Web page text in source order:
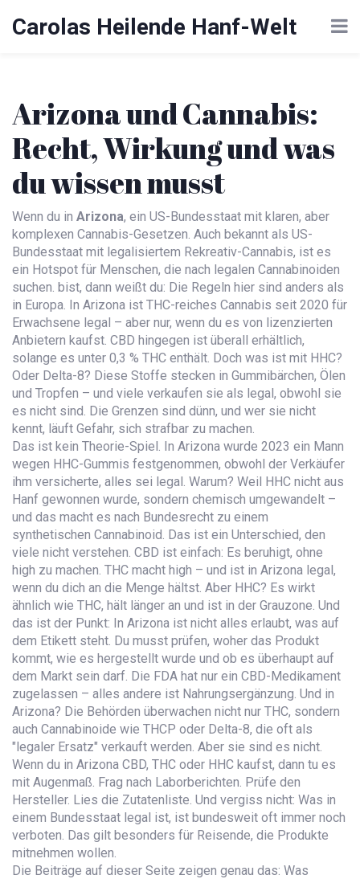
Carolas Heilende Hanf-Welt
Arizona und Cannabis:
Recht, Wirkung und was
du wissen musst
Wenn du in Arizona, ein US-Bundesstaat mit klaren, aber
komplexen Cannabis-Gesetzen. Auch bekannt als US-
Bundesstaat mit legalisiertem Rekreativ-Cannabis, ist es
ein Hotspot für Menschen, die nach legalen Cannabinoiden
suchen. bist, dann weißt du: Die Regeln hier sind anders als
in Europa. In Arizona ist THC-reiches Cannabis seit 2020 für
Erwachsene legal – aber nur, wenn du es von lizenzierten
Anbietern kaufst. CBD hingegen ist überall erhältlich,
solange es unter 0,3 % THC enthält. Doch was ist mit HHC?
Oder Delta-8? Diese Stoffe stecken in Gummibärchen, Ölen
und Tropfen – und viele verkaufen sie als legal, obwohl sie
es nicht sind. Die Grenzen sind dünn, und wer sie nicht
kennt, läuft Gefahr, sich strafbar zu machen.
Das ist kein Theorie-Spiel. In Arizona wurde 2023 ein Mann
wegen HHC-Gummis festgenommen, obwohl der Verkäufer
ihm versicherte, alles sei legal. Warum? Weil HHC nicht aus
Hanf gewonnen wurde, sondern chemisch umgewandelt –
und das macht es nach Bundesrecht zu einem
synthetischen Cannabinoid. Das ist ein Unterschied, den
viele nicht verstehen. CBD ist einfach: Es beruhigt, ohne
high zu machen. THC macht high – und ist in Arizona legal,
wenn du dich an die Menge hältst. Aber HHC? Es wirkt
ähnlich wie THC, hält länger an und ist in der Grauzone. Und
das ist der Punkt: In Arizona ist nicht alles erlaubt, was auf
dem Etikett steht. Du musst prüfen, woher das Produkt
kommt, wie es hergestellt wurde und ob es überhaupt auf
dem Markt sein darf. Die FDA hat nur ein CBD-Medikament
zugelassen – alles andere ist Nahrungsergänzung. Und in
Arizona? Die Behörden überwachen nicht nur THC, sondern
auch Cannabinoide wie THCP oder Delta-8, die oft als
"legaler Ersatz" verkauft werden. Aber sie sind es nicht.
Wenn du in Arizona CBD, THC oder HHC kaufst, dann tu es
mit Augenmaß. Frag nach Laborberichten. Prüfe den
Hersteller. Lies die Zutatenliste. Und vergiss nicht: Was in
einem Bundesstaat legal ist, ist bundesweit oft immer noch
verboten. Das gilt besonders für Reisende, die Produkte
mitnehmen wollen.
Die Beiträge auf dieser Seite zeigen genau das: Was